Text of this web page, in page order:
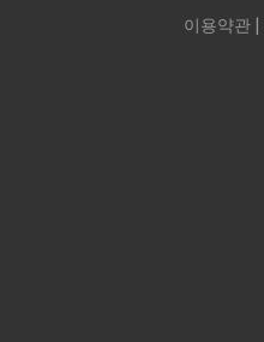
이용약관 |